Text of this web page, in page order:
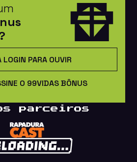
LOGIN PARA OUVIR
O 99VIDAS BÔNUS
parceiros